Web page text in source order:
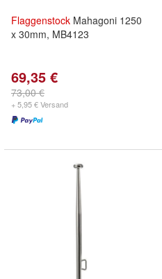
Flaggenstock Mahagoni 1250
x 30mm, MB4123
69,35 €
73,00 €
+ 5,95 € Versand